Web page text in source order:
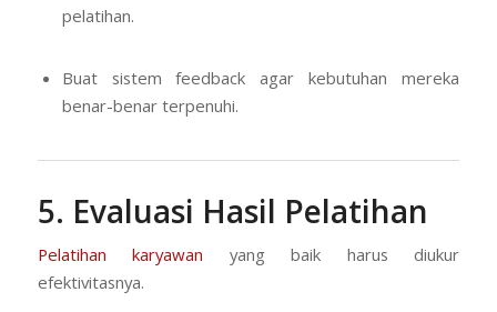
pelatihan.
Buat sistem feedback agar kebutuhan mereka
benar-benar terpenuhi.
5. Evaluasi Hasil Pelatihan
Pelatihan karyawan yang baik harus diukur
efektivitasnya.